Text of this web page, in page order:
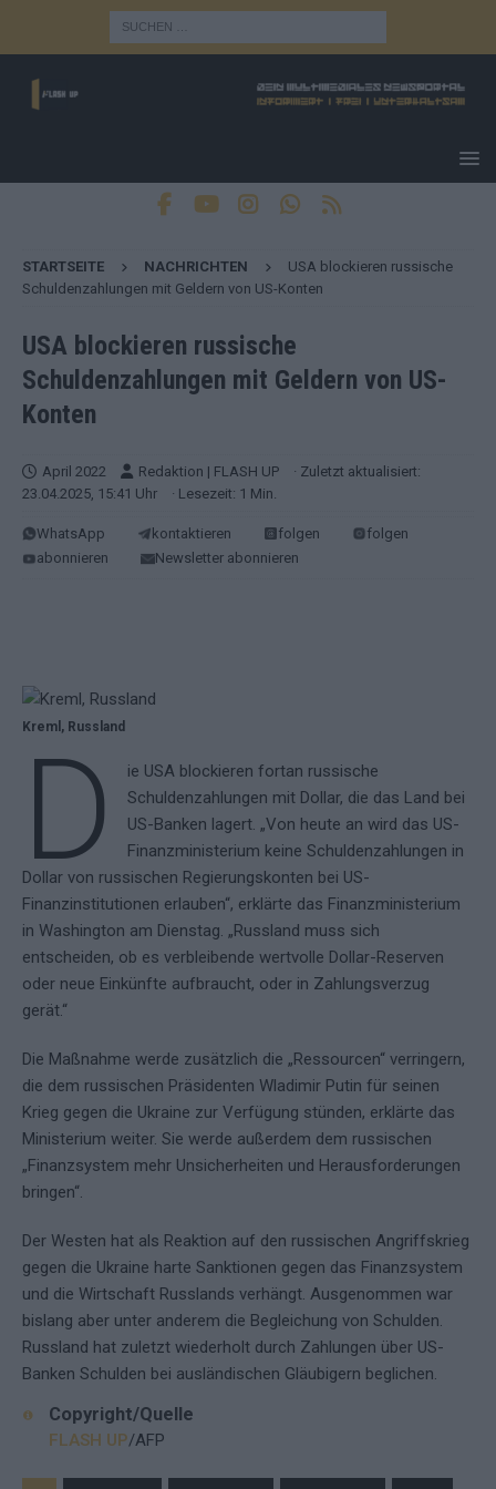
STARTSEITE NACHRICHTEN
USA blockieren russische
Schuldenzahlungen mit Geldern von US-Konten
USA blockieren russische
Schuldenzahlungen mit Geldern von US-
Konten
April 2022 Redaktion | FLASH UP
· Zuletzt aktualisiert:
23.04.2025, 15:41 Uhr
· Lesezeit: 1 Min.
WhatsApp kontaktieren folgen
folgen
abonnieren
Newsletter abonnieren
Kreml, Russland
D
ie USA blockieren fortan russische
Schuldenzahlungen mit Dollar, die das Land bei
US-Banken lagert. „Von heute an wird das US-
Finanzministerium keine Schuldenzahlungen in
Dollar von russischen Regierungskonten bei US-
Finanzinstitutionen erlauben“, erklärte das Finanzministerium
in Washington am Dienstag. „Russland muss sich
entscheiden, ob es verbleibende wertvolle Dollar-Reserven
oder neue Einkünfte aufbraucht, oder in Zahlungsverzug
gerät.“
Die Maßnahme werde zusätzlich die „Ressourcen“ verringern,
die dem russischen Präsidenten Wladimir Putin für seinen
Krieg gegen die Ukraine zur Verfügung stünden, erklärte das
Ministerium weiter. Sie werde außerdem dem russischen
„Finanzsystem mehr Unsicherheiten und Herausforderungen
bringen“.
Der Westen hat als Reaktion auf den russischen Angriffskrieg
gegen die Ukraine harte Sanktionen gegen das Finanzsystem
und die Wirtschaft Russlands verhängt. Ausgenommen war
bislang aber unter anderem die Begleichung von Schulden.
Russland hat zuletzt wiederholt durch Zahlungen über US-
Banken Schulden bei ausländischen Gläubigern beglichen.
Copyright/Quelle
FLASH UP/AFP